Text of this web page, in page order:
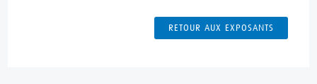
RETOUR AUX EXPOSANTS